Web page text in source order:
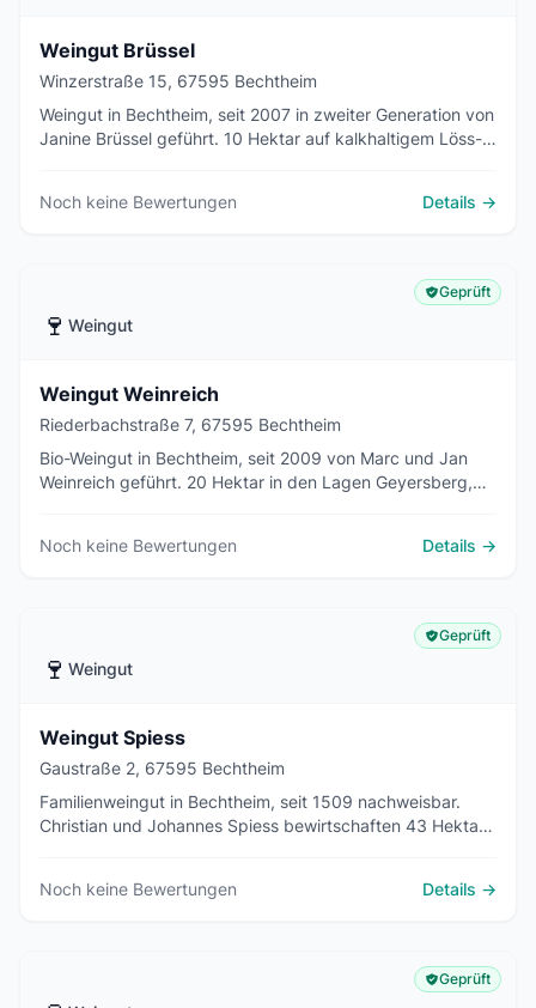
Weingut Brüssel
Winzerstraße 15, 67595 Bechtheim
Weingut in Bechtheim, seit 2007 in zweiter Generation von
Janine Brüssel geführt. 10 Hektar auf kalkhaltigem Löss-
Noch keine Bewertungen Details →
🍷 Weingut
Geprüft
Weingut Weinreich
Riederbachstraße 7, 67595 Bechtheim
Bio-Weingut in Bechtheim, seit 2009 von Marc und Jan
Weinreich geführt. 20 Hektar in den Lagen Geyersberg,
Noch keine Bewertungen Details →
🍷 Weingut
Geprüft
Weingut Spiess
Gaustraße 2, 67595 Bechtheim
Familienweingut in Bechtheim, seit 1509 nachweisbar.
Christian und Johannes Spiess bewirtschaften 43 Hektar
Noch keine Bewertungen Details →
Geprüft